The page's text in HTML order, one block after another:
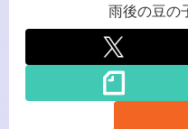
雨後の豆の